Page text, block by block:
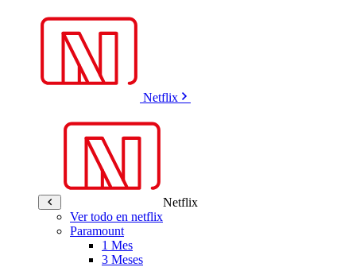
Netflix
Netflix
Ver todo en netflix
Paramount
1 Mes
3 Meses